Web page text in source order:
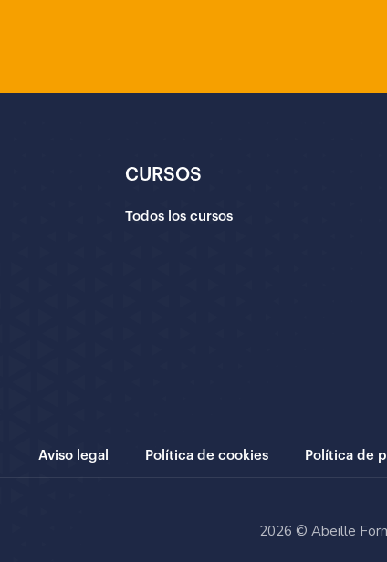
CURSOS
Todos los cursos
Aviso legal Política de cookies Política de
2026 © Abeille